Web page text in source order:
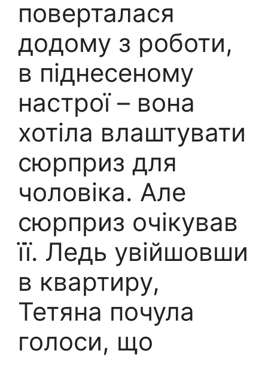
поверталася
додому з роботи,
в піднесеному
настрої – вона
хотіла влаштувати
сюрприз для
чоловіка. Але
сюрприз очікував
її. Ледь увійшовши
в квартиру,
Тетяна почула
голоси, що